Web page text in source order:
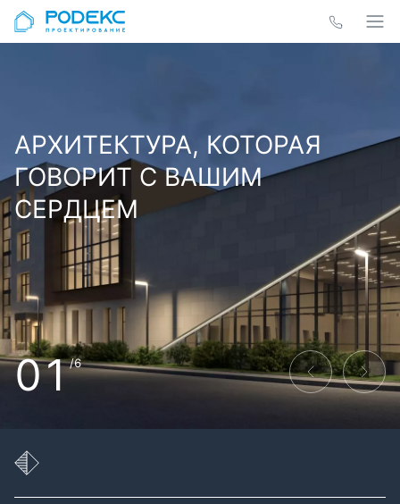
АРХИТЕКТУРА, КОТОРАЯ
ГОВОРИТ С ВАШИМ
СЕРДЦЕМ
01/6